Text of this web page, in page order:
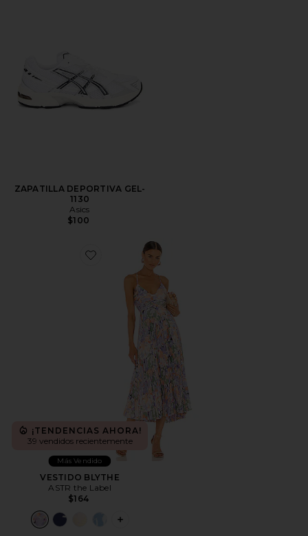
ZAPATILLA DEPORTIVA GEL-
1130
Asics
$100
Favorite VESTIDO BLYTHE
¡TENDENCIAS AHORA!
39 vendidos recientemente
Más Vendido
VESTIDO BLYTHE
ASTR the Label
$164
PLUS ICON TO SEE MORE OPTIONS